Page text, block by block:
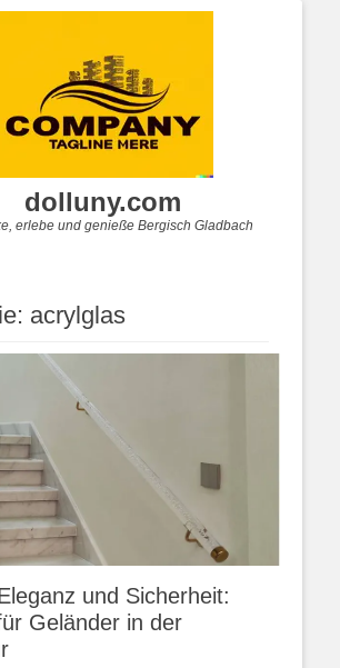
dolluny.com
erlebe und genieße Bergisch Gladbach
acrylglas
und Sicherheit:
Geländer in der